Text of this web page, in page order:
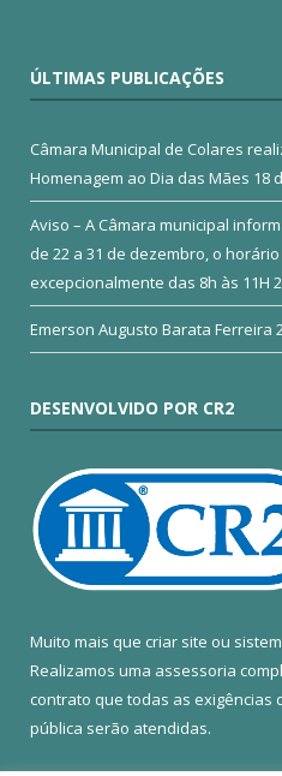
ÚLTIMAS PUBLICAÇÕES
Câmara Municipal de Colares
Homenagem ao Dia das Mães 18
Aviso – A Câmara municipal
de 22 a 31 de dezembro, o
excepcionalmente das 8h às 11H
Emerson Augusto Barata Ferreira
DESENVOLVIDO POR CR2
Muito mais que criar site ou
Realizamos uma assessoria
contrato que todas as exigências
pública serão atendidas.